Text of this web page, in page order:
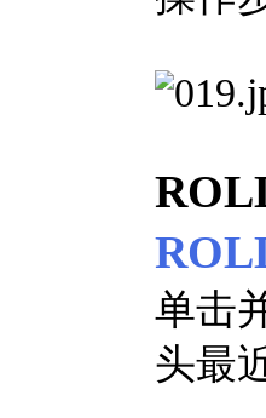
单击
头最